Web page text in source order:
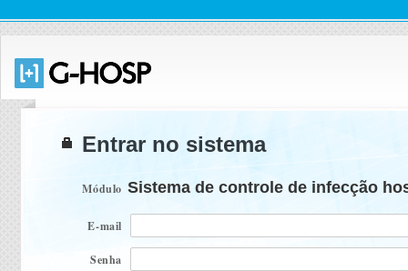
Entrar no sistema
Módulo Sistema de controle de infecção
E-mail
Senha